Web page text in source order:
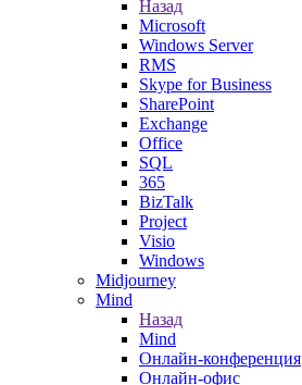
Назад
Microsoft
Windows Server
RMS
Skype for Business
SharePoint
Exchange
Office
SQL
365
BizTalk
Project
Visio
Windows
Midjourney
Mind
Назад
Mind
Онлайн-конференция
Онлайн-офис